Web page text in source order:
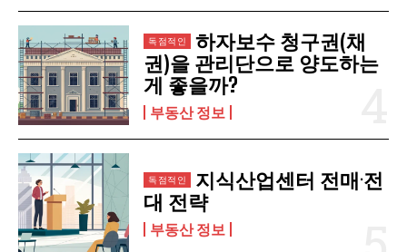
하자보수 청구권(채
권)을 관리단으로 양도하는
게 좋을까?
부동산 정보
지식산업센터 전매·전
대 전략
부동산 정보